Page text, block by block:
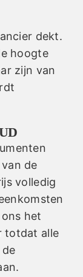
dekt.
hoogte
zijn van
de
volledig
het
totdat alle